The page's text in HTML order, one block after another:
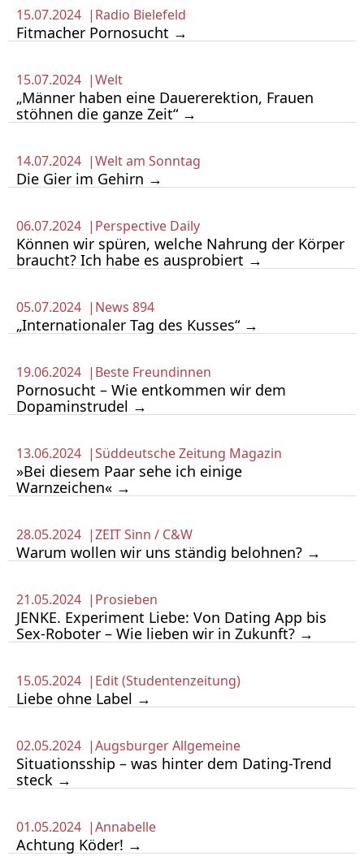
15.07.2024 | Radio Bielefeld
Fitmacher Pornosucht →
15.07.2024 |Welt
„Männer haben eine Dauererektion, Frauen
stöhnen die ganze Zeit“ →
14.07.2024 |Welt am Sonntag
Die Gier im Gehirn →
06.07.2024 | Perspective Daily
Können wir spüren, welche Nahrung der Körper
braucht? Ich habe es ausprobiert →
05.07.2024 | News 894
„Internationaler Tag des Kusses“ →
19.06.2024 | Beste Freundinnen
Pornosucht – Wie entkommen wir dem
Dopaminstrudel →
13.06.2024 |Süddeutsche Zeitung Magazin
»Bei diesem Paar sehe ich einige
Warnzeichen« →
28.05.2024 |ZEIT Sinn / C&W
Warum wollen wir uns ständig belohnen? →
21.05.2024 | Prosieben
JENKE. Experiment Liebe: Von Dating App bis
Sex-Roboter – Wie lieben wir in Zukunft? →
15.05.2024 | Edit (Studentenzeitung)
Liebe ohne Label →
02.05.2024 |Augsburger Allgemeine
Situationsship – was hinter dem Dating-Trend
steck →
01.05.2024 |Annabelle
Achtung Köder! →